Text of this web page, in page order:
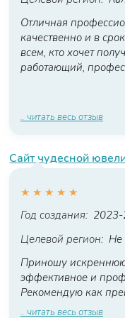
Отличная
качественно и в
всем, кто хочет
работающий,
.. читать весь отзыв
Сайт чудесной
★ ★ ★ ★ ★
Год создания:
Целевой регион: Не
Приношу искреннюю
эффективное и
Рекомендую как
.. читать весь отзыв